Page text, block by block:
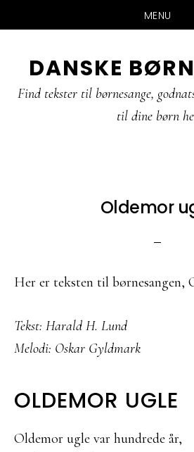
MENU
indhold
direkte
til
direkte
til
DANSKE
Find tekster til børnesange,
til dine børn
Oldemor
Her er teksten til børnesangen,
Tekst: Harald H. Lund
Melodi: Oskar Gyldmark
OLDEMOR UGLE
Oldemor ugle var hundrede år,